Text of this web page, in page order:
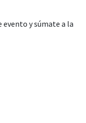
evento y súmate a la